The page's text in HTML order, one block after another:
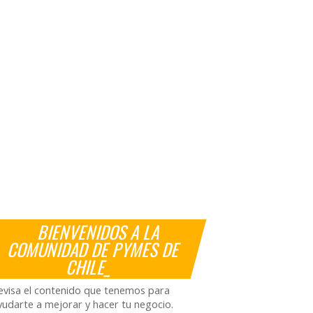
BIENVENIDOS A LA
COMUNIDAD DE PYMES DE
CHILE_
el contenido que tenemos para
a mejorar y hacer tu negocio.